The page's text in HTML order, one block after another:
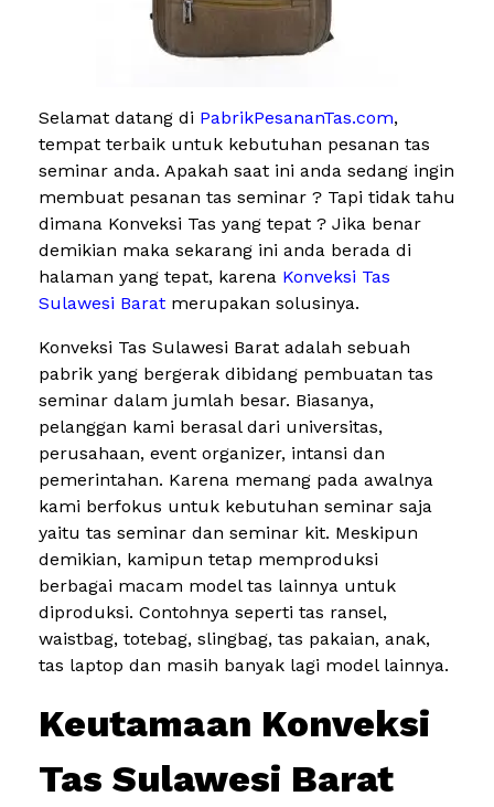
Selamat datang di PabrikPesananTas.com,
tempat terbaik untuk kebutuhan pesanan tas
seminar anda. Apakah saat ini anda sedang ingin
membuat pesanan tas seminar ? Tapi tidak tahu
dimana Konveksi Tas yang tepat ? Jika benar
demikian maka sekarang ini anda berada di
halaman yang tepat, karena Konveksi Tas
Sulawesi Barat merupakan solusinya.
Konveksi Tas Sulawesi Barat adalah sebuah
pabrik yang bergerak dibidang pembuatan tas
seminar dalam jumlah besar. Biasanya,
pelanggan kami berasal dari universitas,
perusahaan, event organizer, intansi dan
pemerintahan. Karena memang pada awalnya
kami berfokus untuk kebutuhan seminar saja
yaitu tas seminar dan seminar kit. Meskipun
demikian, kamipun tetap memproduksi
berbagai macam model tas lainnya untuk
diproduksi. Contohnya seperti tas ransel,
waistbag, totebag, slingbag, tas pakaian, anak,
tas laptop dan masih banyak lagi model lainnya.
Keutamaan Konveksi
Tas Sulawesi Barat